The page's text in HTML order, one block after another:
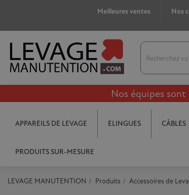
Meilleures ventes Nos
Nos équipes
APPAREILS DE LEVAGE ELINGUES CÂBLES
PRODUITS SUR-MESURE
LEVAGE MANUTENTION Produits Accessoires de